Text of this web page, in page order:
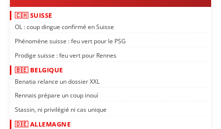
🇨🇭 SUISSE
OL : coup dingue confirmé en Suisse
Phénomène suisse : feu vert pour le PSG
Prodige suisse : feu vert pour Rennes
🇧🇪 BELGIQUE
Benatia relance un dossier XXL
Rennais prépare un coup inouï
Stassin, ni privilégié ni cas unique
🇩🇪 ALLEMAGNE